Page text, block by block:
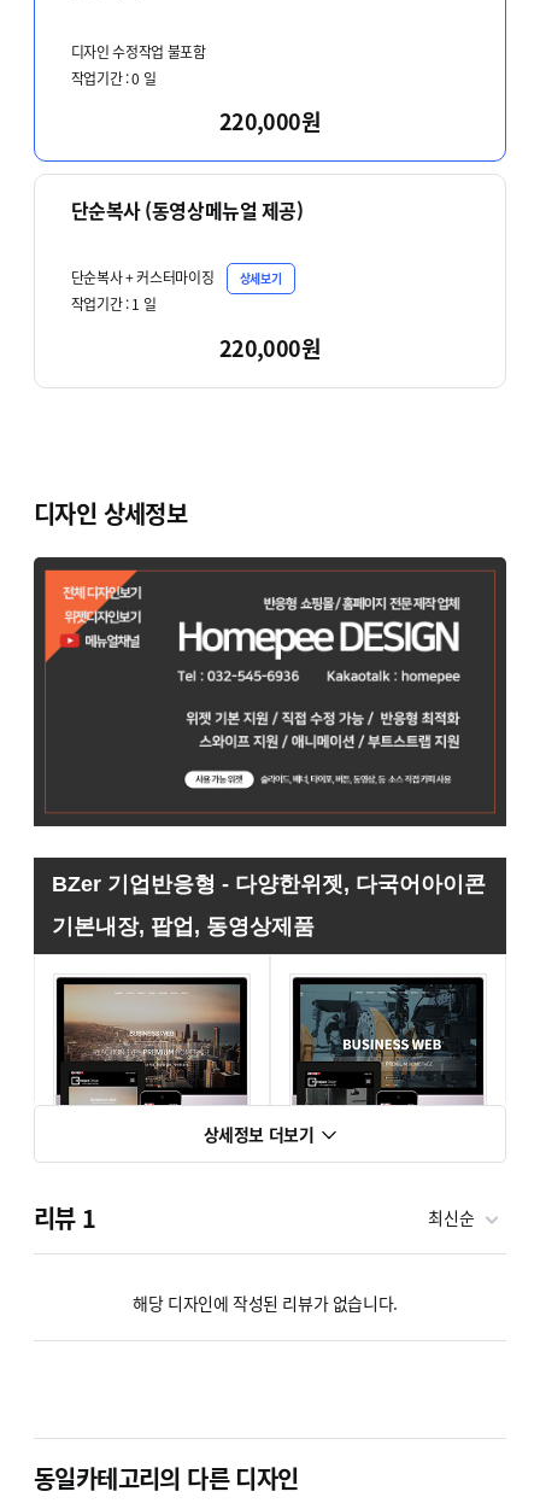
디자인 수정작업 불포함
작업기간 :0 일
220,000원
단순복사 (동영상메뉴얼 제공)
단순복사 + 커스터마이징 상세보기
작업기간 :1 일
220,000원
디자인 상세정보
BZer 기업반응형 - 다양한위젯, 다국어아이콘
기본내장, 팝업, 동영상제품
단순복사 : ￦ 200,000
단순복사 : ￦ 200,000
BZer 1003 [기업 반응형]
상세정보 더보기
리뷰 1 최신순
해당 디자인에 작성된 리뷰가 없습니다.
동일카테고리의 다른 디자인